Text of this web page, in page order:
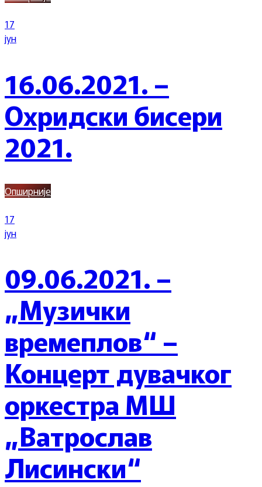
17
јун
16.06.2021. –
Охридски бисери
2021.
Опширније
17
јун
09.06.2021. –
„Музички
времеплов“ –
Концерт дувачког
оркестра МШ
„Ватрослав
Лисински“